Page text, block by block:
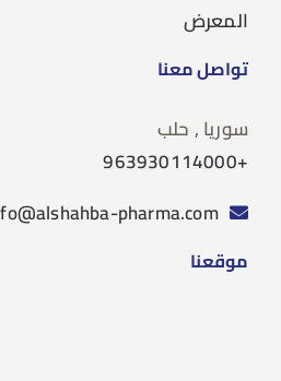
المعرض
تواصل معنا
سوريا , حلب
+963930114000
pharma.com
موقعنا